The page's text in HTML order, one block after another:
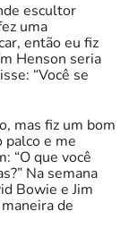
escultor
uma
então eu fiz
Henson seria
“Você se
mas fiz um bom
palco e me
“O que você
Na semana
Bowie e Jim
de